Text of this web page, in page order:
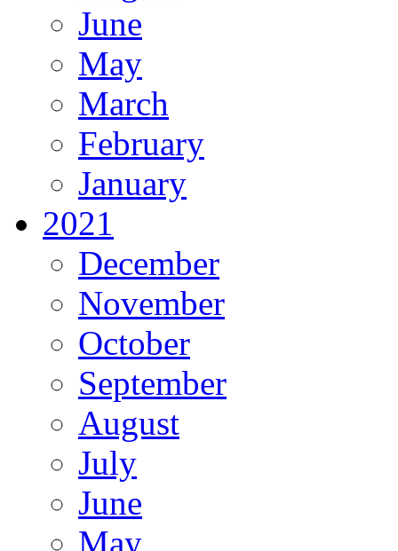
June
May
March
February
January
2021
December
November
October
September
August
July
June
May